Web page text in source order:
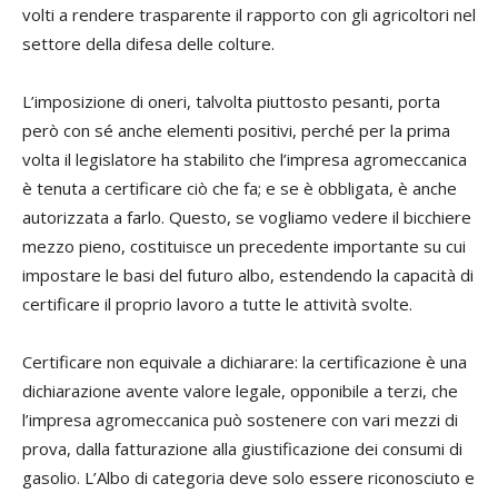
volti a rendere trasparente il rapporto con gli agricoltori nel
settore della difesa delle colture.
L’imposizione di oneri, talvolta piuttosto pesanti, porta
però con sé anche elementi positivi, perché per la prima
volta il legislatore ha stabilito che l’impresa agromeccanica
è tenuta a certificare ciò che fa; e se è obbligata, è anche
autorizzata a farlo. Questo, se vogliamo vedere il bicchiere
mezzo pieno, costituisce un precedente importante su cui
impostare le basi del futuro albo, estendendo la capacità di
certificare il proprio lavoro a tutte le attività svolte.
Certificare non equivale a dichiarare: la certificazione è una
dichiarazione avente valore legale, opponibile a terzi, che
l’impresa agromeccanica può sostenere con vari mezzi di
prova, dalla fatturazione alla giustificazione dei consumi di
gasolio. L’Albo di categoria deve solo essere riconosciuto e